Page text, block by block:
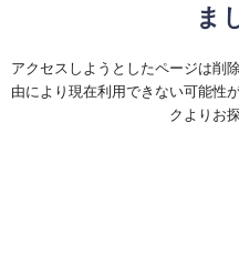
ま
アクセスしようとしたページは削
由により現在利用できない可能性
クよりお